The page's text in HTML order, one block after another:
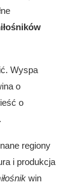
Wyspa
o
o
regiony
i produkcja
win